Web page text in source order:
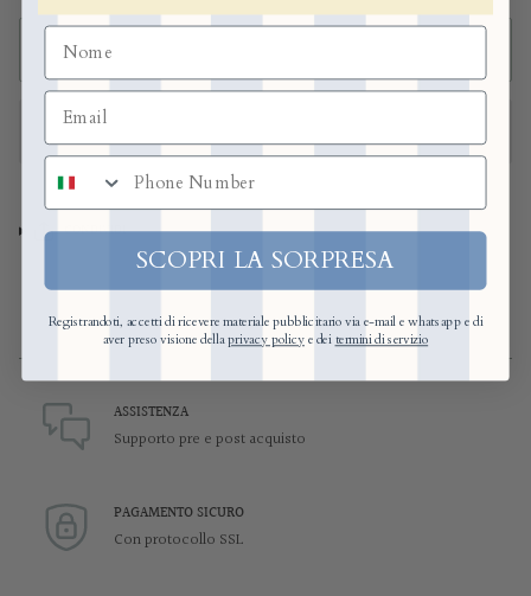
CONDIVIDI
ASSISTENZA
Supporto pre e post acquisto
PAGAMENTO SICURO
Con protocollo SSL
numero di telefono
SCOPRI LA SORPRESA
Registrandoti, accetti di ricevere materiale pubblicitario via e-mail e whatsapp e di
aver preso visione dellaprivacy policye dei termini di servizio